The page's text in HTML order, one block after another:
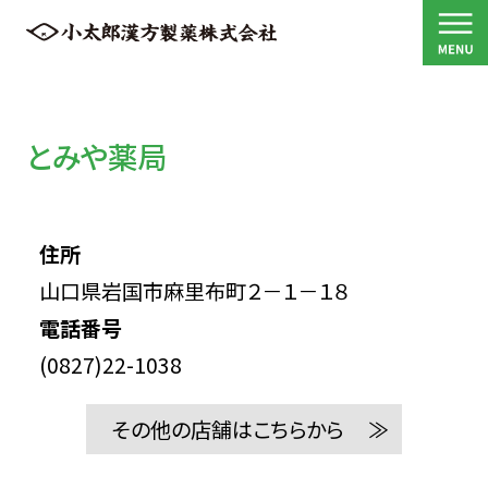
とみや薬局
住所
山口県岩国市麻里布町２－１－１８
電話番号
(0827)22-1038
その他の店舗はこちらから